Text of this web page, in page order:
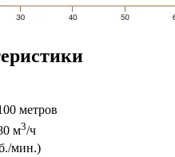
метров
м3/ч
мин.)